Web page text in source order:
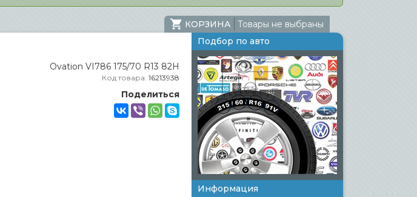
КОРЗИНА Товары не выбраны
Код товара: 16213938
Поделиться
Подбор по авто
Информация